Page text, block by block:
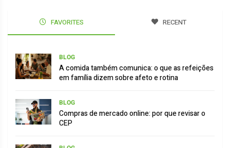
FAVORITES RECENT
BLOG
A comida também comunica: o que as refeições
em família dizem sobre afeto e rotina
BLOG
Compras de mercado online: por que revisar o
CEP